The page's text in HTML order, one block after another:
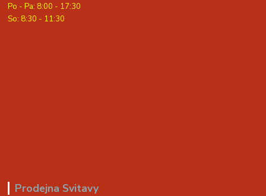
Po - Pa: 8:00 - 17:30
So: 8:30 - 11:30
Prodejna Svitavy